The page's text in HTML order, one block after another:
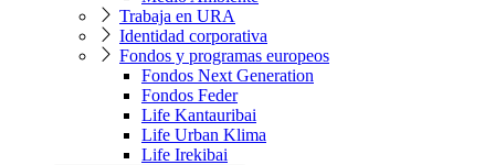
Trabaja en URA
Identidad corporativa
Fondos y programas europeos
Fondos Next Generation
Fondos Feder
Life Kantauribai
Life Urban Klima
Life Irekibai